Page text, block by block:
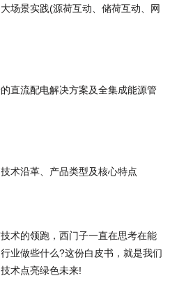
场景实践(源荷互动、储荷互动、网
直流配电解决方案及全集成能源管
术沿革、产品类型及核心特点
术的领跑，西门子一直在思考在能
业做些什么?这份白皮书，就是我们
术点亮绿色未来!